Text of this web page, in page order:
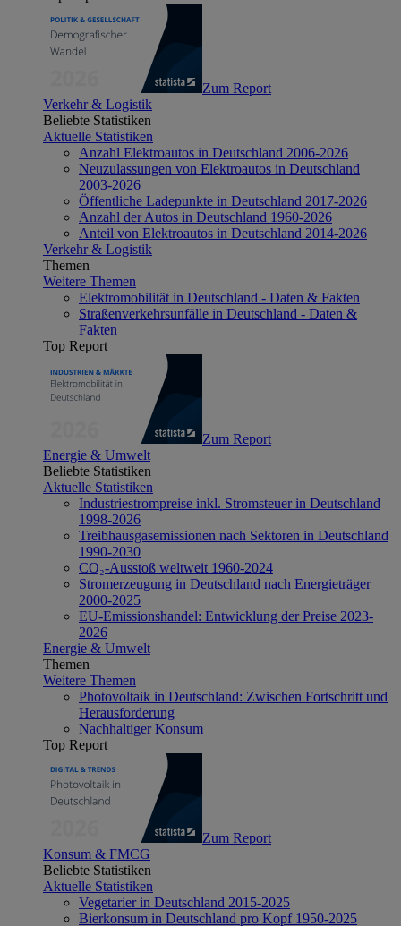
Zum Report
Verkehr & Logistik
Beliebte Statistiken
Aktuelle Statistiken
Anzahl Elektroautos in Deutschland 2006-2026
Neuzulassungen von Elektroautos in Deutschland
2003-2026
Öffentliche Ladepunkte in Deutschland 2017-2026
Anzahl der Autos in Deutschland 1960-2026
Anteil von Elektroautos in Deutschland 2014-2026
Verkehr & Logistik
Themen
Weitere Themen
Elektromobilität in Deutschland - Daten & Fakten
Straßenverkehrsunfälle in Deutschland - Daten &
Fakten
Top Report
Zum Report
Energie & Umwelt
Beliebte Statistiken
Aktuelle Statistiken
Industriestrompreise inkl. Stromsteuer in Deutschland
1998-2026
Treibhausgasemissionen nach Sektoren in Deutschland
1990-2030
CO₂-Ausstoß weltweit 1960-2024
Stromerzeugung in Deutschland nach Energieträger
2000-2025
EU-Emissionshandel: Entwicklung der Preise 2023-
2026
Energie & Umwelt
Themen
Weitere Themen
Photovoltaik in Deutschland: Zwischen Fortschritt und
Herausforderung
Nachhaltiger Konsum
Top Report
Zum Report
Konsum & FMCG
Beliebte Statistiken
Aktuelle Statistiken
Vegetarier in Deutschland 2015-2025
Bierkonsum in Deutschland pro Kopf 1950-2025